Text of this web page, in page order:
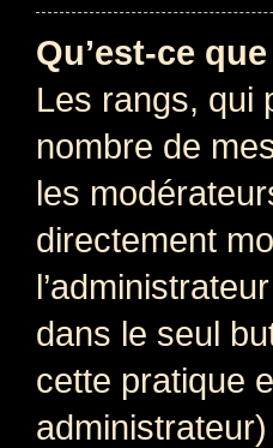
Qu’est-ce
Les rangs, qui
nombre de
les
directement
dans le seul
cette pratique